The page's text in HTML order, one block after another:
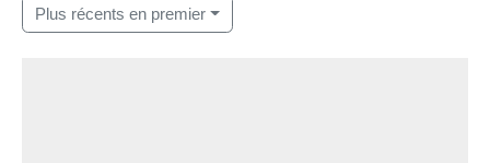
Plus récents en premier